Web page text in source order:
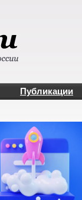
Публикации